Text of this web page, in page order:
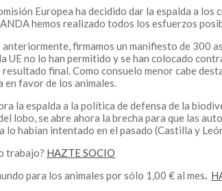
Europea ha decidido dar la espalda a
hemos realizado todos los esfuerzos
firmamos un manifiesto de 300
UE no lo han permitido y se han colocado
final. Como consuelo menor cabe
en favor de los animales.
la espalda a la política de defensa de la
lobo, se abre ahora la brecha para que las
lo habían intentado en el pasado (Castilla y
trabajo? HAZTE SOCIO
para los animales por sólo 1,00 € al mes.